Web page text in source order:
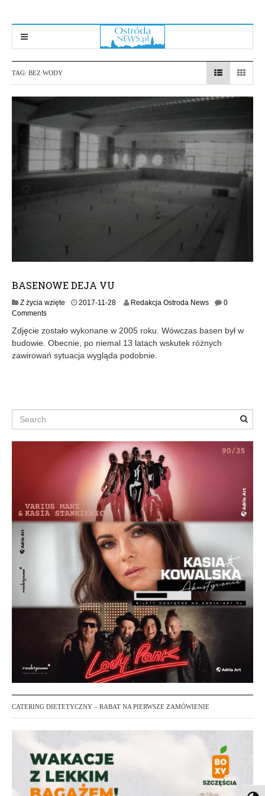
TAG: BEZ WODY
BASENOWE DEJA VU
Z życia wzięte 2017-11-28 Redakcja Ostroda News
0
Comments
Zdjęcie zostało wykonane w 2005 roku. Wówczas basen był w
budowie. Obecnie, po niemal 13 latach wskutek różnych
zawirowań sytuacja wygląda podobnie.
Search
CATERING DIETETYCZNY – RABAT NA PIERWSZE ZAMÓWIENIE